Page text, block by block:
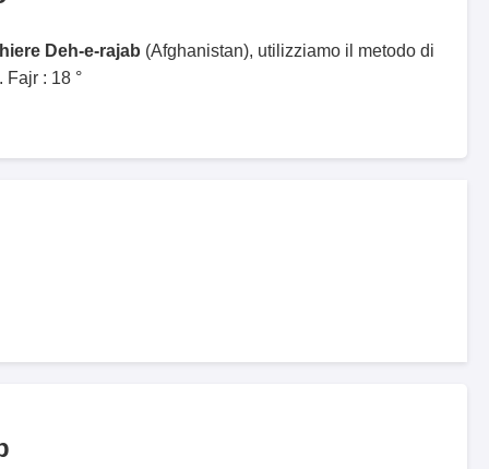
Deh-e-rajab (Afghanistan), utilizziamo il metodo di
: 18 °